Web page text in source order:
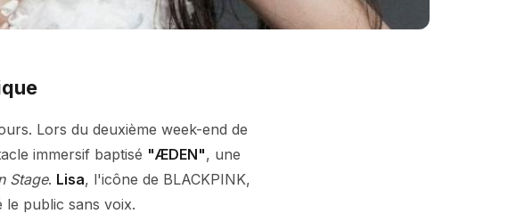
Lors du deuxième week-end de
immersif baptisé "ÆDEN", une
Stage. Lisa, l'icône de BLACKPINK,
public sans voix.